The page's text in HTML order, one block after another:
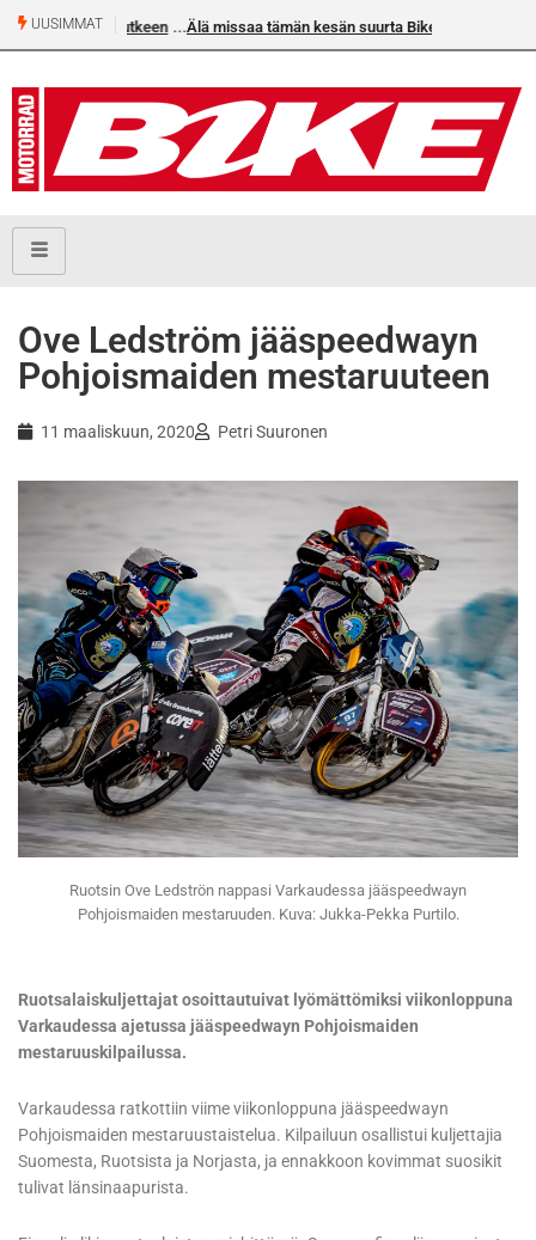
UUSIMMAT Älä missaa tämän kesän suurta Bike-numeroa!
Ove Ledström jääspeedwayn
Pohjoismaiden mestaruuteen
11 maaliskuun, 2020 Petri Suuronen
Ruotsin Ove Ledströn nappasi Varkaudessa jääspeedwayn
Pohjoismaiden mestaruuden. Kuva: Jukka-Pekka Purtilo.
Ruotsalaiskuljettajat osoittautuivat lyömättömiksi viikonloppuna
Varkaudessa ajetussa jääspeedwayn Pohjoismaiden
mestaruuskilpailussa.
Varkaudessa ratkottiin viime viikonloppuna jääspeedwayn
Pohjoismaiden mestaruustaistelua. Kilpailuun osallistui kuljettajia
Suomesta, Ruotsista ja Norjasta, ja ennakkoon kovimmat suosikit
tulivat länsinaapurista.